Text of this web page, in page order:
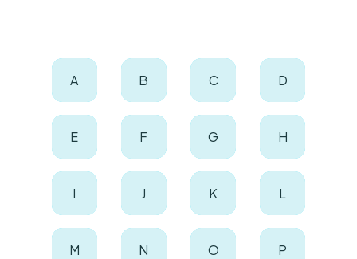
A B C D
E F G H
I J K L
M N O P